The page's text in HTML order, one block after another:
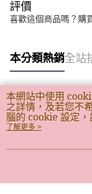
評價
喜歡這個商品嗎？購
本分類熱銷全站
熱門標籤
本網站中使用
之詳情，及若您不
腦的 cookie 設定
聲明。您繼續使用
了解更多 >